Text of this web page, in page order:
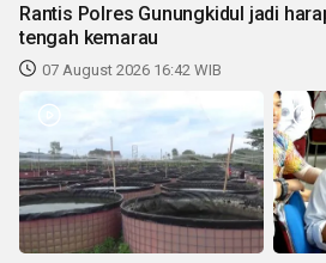
Rantis Polres Gunungkidul jadi
tengah kemarau
07 August 2026 16:42 WIB